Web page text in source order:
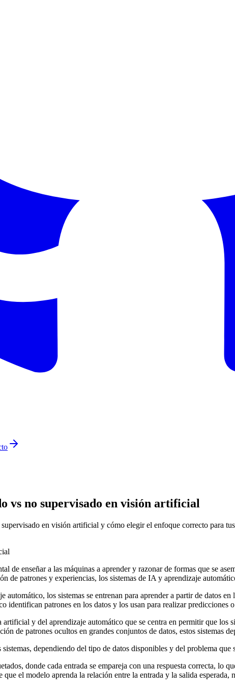
vs no supervisado en visión artificial
en visión artificial y cómo elegir el enfoque correcto para
de enseñar a las máquinas a aprender y razonar de formas que se
de patrones y experiencias, los sistemas de IA y aprendizaje
los sistemas se entrenan para aprender a partir de datos
identifican patrones en los datos y los usan para realizar predicciones
artificial y del aprendizaje automático que se centra en permitir que
de patrones ocultos en grandes conjuntos de datos, estos sistemas
sistemas, dependiendo del tipo de datos disponibles y del problema que
donde cada entrada se empareja con una respuesta correcta, lo
el modelo aprenda la relación entre la entrada y la salida